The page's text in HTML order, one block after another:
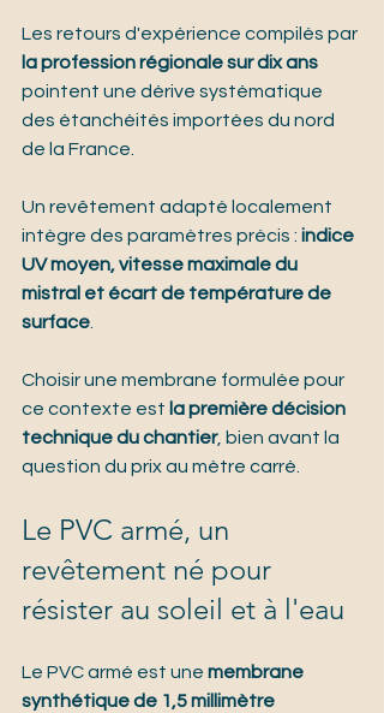
Les retours d'expérience compilés par
la profession régionale sur dix ans
pointent une dérive systématique
des étanchéités importées du nord
de la France.
Un revêtement adapté localement
intègre des paramètres précis : indice
UV moyen, vitesse maximale du
mistral et écart de température de
surface.
Choisir une membrane formulée pour
ce contexte est la première décision
technique du chantier, bien avant la
question du prix au mètre carré.
Le PVC armé, un
revêtement né pour
résister au soleil et à l'eau
Le PVC armé est une membrane
synthétique de 1,5 millimètre